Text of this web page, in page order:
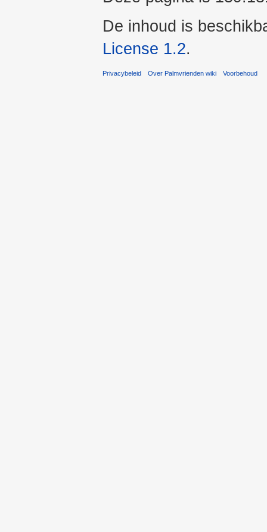
De inhoud is
License 1.2.
Privacybeleid Over Palmvrienden wiki Voorbehoud